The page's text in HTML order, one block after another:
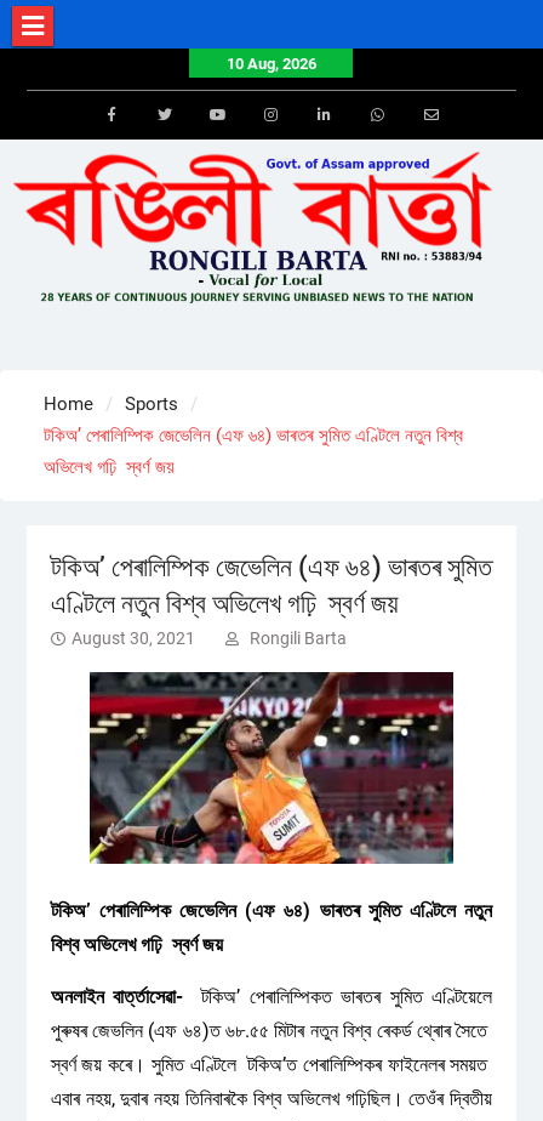
Skip
to
10 Aug, 2026
FacebookTwitterYoutube Email
Home
Sports
টকিঅ’ পেৰালিম্পিক জেভেলিন (এফ ৬৪) ভাৰতৰ সুমিত এণ্টিলে নতুন বিশ্ব
অভিলেখ গঢ়ি স্বৰ্ণ জয়
টকিঅ’ পেৰালিম্পিক জেভেলিন (এফ ৬৪) ভাৰতৰ সুমিত
এণ্টিলে নতুন বিশ্ব অভিলেখ গঢ়ি স্বৰ্ণ জয়
August 30, 2021 Rongili Barta
টকিঅ’ পেৰালিম্পিক জেভেলিন (এফ ৬৪) ভাৰতৰ সুমিত এণ্টিলে নতুন
বিশ্ব অভিলেখ গঢ়ি স্বৰ্ণ জয়
অনলাইন বাৰ্ত্তাসেৱা-
টকিঅ’ পেৰালিম্পিকত ভাৰতৰ সুমিত এণ্টিয়েলে
পুৰুষৰ জেভলিন (এফ ৬৪)ত ৬৮.৫৫ মিটাৰ নতুন বিশ্ব ৰেকৰ্ড থ্ৰোৰ সৈতে
স্বৰ্ণ জয় কৰে। সুমিত এণ্টিলে টকিঅ’ত পেৰালিম্পিকৰ ফাইনেলৰ সময়ত
এবাৰ নহয়, দুবাৰ নহয় তিনিবাৰকৈ বিশ্ব অভিলেখ গঢ়িছিল। তেওঁৰ দ্বিতীয়